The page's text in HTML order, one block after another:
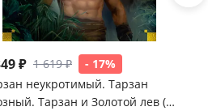
₽ 1 619 ₽
- 17%
неукротимый. Тарзан
Тарзан и Золотой лев (с